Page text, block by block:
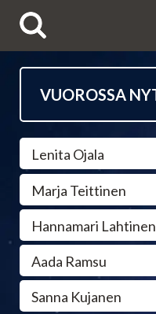
Puhelinpalvelut
Tietäjien esittelyt
Astrologit
Ennustajat
Selvänäkijät
Lenita Ojala
Marja Teittinen
Hannamari Lahtinen
Aada Ramsu
Sanna Kujanen